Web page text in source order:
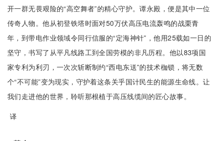
开一群无畏艰险的“高空舞者”的精心守护。谭永殿，便是其中一位
传奇人物。他从初登铁塔时面对50万伏高压电流轰鸣的战栗青
年，到带电作业领域令同行信服的“定海神针”，他用25载如一日的
坚守，书写了从平凡线路工到全国劳模的非凡历程。他以83项国
家专利为利刃，一次次斩断制约“西电东送”的技术枷锁，将无数
个“不可能”变为现实，守护着这条关乎国计民生的能源生命线。让
我们走进他的世界，聆听那根植于高压线缆间的匠心故事。
译